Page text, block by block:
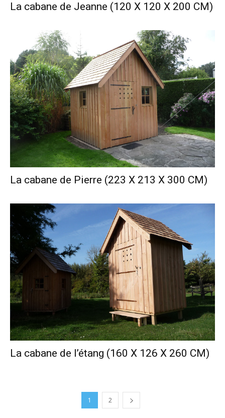
La cabane de Jeanne (120 X 120 X 200 CM)
La cabane de Pierre (223 X 213 X 300 CM)
La cabane de l’étang (160 X 126 X 260 CM)
1 2